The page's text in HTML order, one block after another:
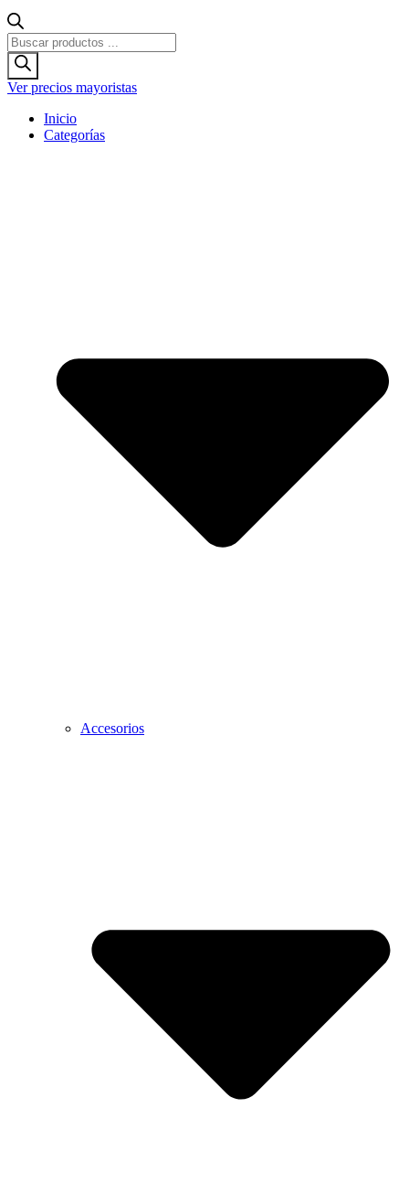
Búsqueda
de
productos
Ver precios mayoristas
Inicio
Categorías
Accesorios